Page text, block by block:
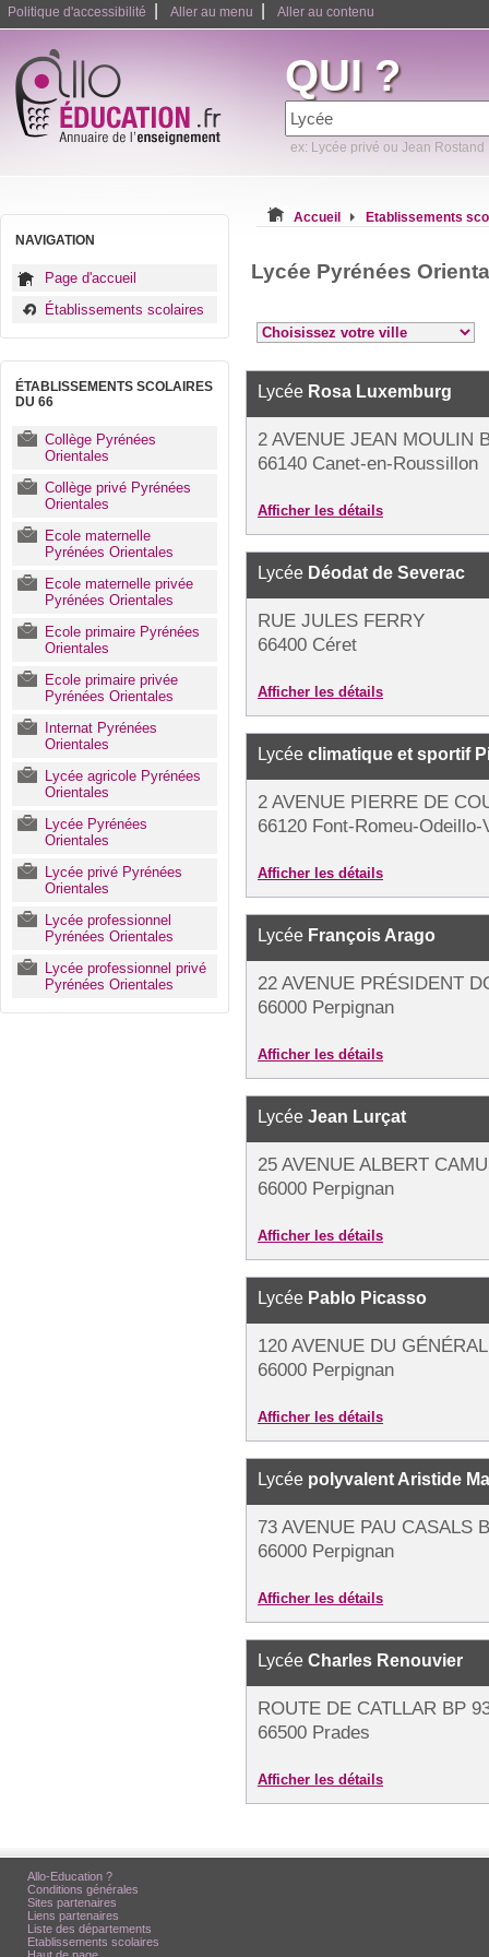
Politique d'accessibilité Aller au menu Aller au contenu
QUI ?
ex: Lycée privé ou Jean Rostand
NAVIGATION
Page d'accueil
Établissements scolaires
ÉTABLISSEMENTS SCOLAIRES
DU 66
Collège Pyrénées
Orientales
Collège privé Pyrénées
Orientales
Ecole maternelle
Pyrénées Orientales
Ecole maternelle privée
Pyrénées Orientales
Ecole primaire Pyrénées
Orientales
Ecole primaire privée
Pyrénées Orientales
Internat Pyrénées
Orientales
Lycée agricole Pyrénées
Orientales
Lycée Pyrénées
Orientales
Lycée privé Pyrénées
Orientales
Lycée professionnel
Pyrénées Orientales
Lycée professionnel privé
Pyrénées Orientales
Accueil Etablissements
Lycée Pyrénées
Lycée Rosa Luxemburg
2 AVENUE JEAN MOULIN
66140 Canet-en-Roussillon
Afficher les détails
Lycée Déodat de Severac
RUE JULES FERRY
66400 Céret
Afficher les détails
Lycée climatique et sportif
2 AVENUE PIERRE DE
66120 Font-Romeu-Odeillo-
Afficher les détails
Lycée François Arago
22 AVENUE PRÉSIDENT
66000 Perpignan
Afficher les détails
Lycée Jean Lurçat
25 AVENUE ALBERT
66000 Perpignan
Afficher les détails
Lycée Pablo Picasso
120 AVENUE DU
66000 Perpignan
Afficher les détails
Lycée polyvalent Aristide
73 AVENUE PAU CASALS
66000 Perpignan
Afficher les détails
Lycée Charles Renouvier
ROUTE DE CATLLAR BP
66500 Prades
Afficher les détails
Allo-Education ?
Conditions générales
Sites partenaires
Liens partenaires
Liste des départements
Etablissements scolaires